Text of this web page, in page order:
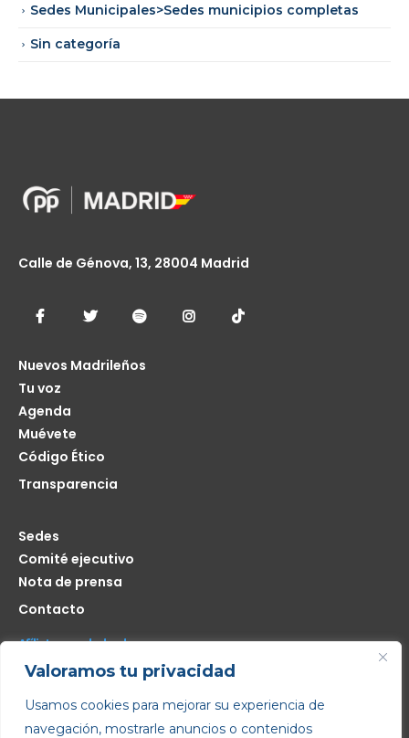
Valoramos tu privacidad
Usamos cookies para mejorar su experiencia de
navegación, mostrarle anuncios o contenidos
Sedes Municipales>Sedes municipios completas
Sin categoría
Calle de Génova, 13, 28004 Madrid
Nuevos Madrileños
Tu voz
Agenda
Muévete
Código Ético
Transparencia
Sedes
Comité ejecutivo
Nota de prensa
Contacto
Afíliate seas de donde seas
Me interesa
Copyright © 2022 – Todos los derechos reservados